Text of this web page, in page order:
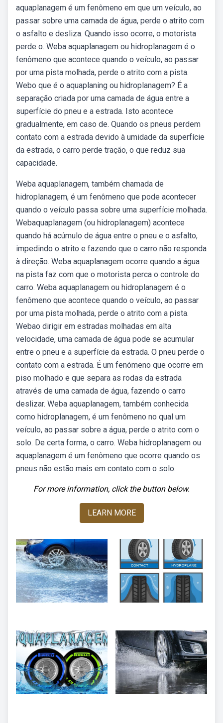
aquaplanagem é um fenômeno em que um veículo, ao
passar sobre uma camada de água, perde o atrito com
o asfalto e desliza. Quando isso ocorre, o motorista
perde o. Weba aquaplanagem ou hidroplanagem é o
fenômeno que acontece quando o veículo, ao passar
por uma pista molhada, perde o atrito com a pista.
Webo que é o aquaplaning ou hidroplanagem? É a
separação criada por uma camada de água entre a
superfície do pneu e a estrada. Isto acontece
gradualmente, em caso de. Quando os pneus perdem
contato com a estrada devido à umidade da superfície
da estrada, o carro perde tração, o que reduz sua
capacidade.
Weba aquaplanagem, também chamada de
hidroplanagem, é um fenômeno que pode acontecer
quando o veículo passa sobre uma superfície molhada.
Webaquaplanagem (ou hidroplanagem) acontece
quando há acúmulo de água entre o pneu e o asfalto,
impedindo o atrito e fazendo que o carro não responda
à direção. Weba aquaplanagem ocorre quando a água
na pista faz com que o motorista perca o controle do
carro. Weba aquaplanagem ou hidroplanagem é o
fenômeno que acontece quando o veículo, ao passar
por uma pista molhada, perde o atrito com a pista.
Webao dirigir em estradas molhadas em alta
velocidade, uma camada de água pode se acumular
entre o pneu e a superfície da estrada. O pneu perde o
contato com a estrada. É um fenómeno que ocorre em
piso molhado e que separa as rodas da estrada
através de uma camada de água, fazendo o carro
deslizar. Weba aquaplanagem, também conhecida
como hidroplanagem, é um fenômeno no qual um
veículo, ao passar sobre a água, perde o atrito com o
solo. De certa forma, o carro. Weba hidroplanagem ou
aquaplanagem é um fenômeno que ocorre quando os
pneus não estão mais em contato com o solo.
For more information, click the button below.
LEARN MORE